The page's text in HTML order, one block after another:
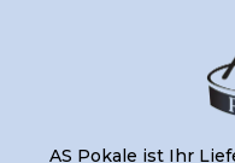
AS Pokale ist Ihr